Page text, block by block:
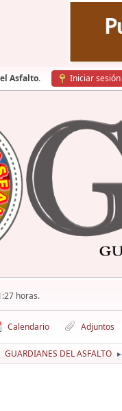
Asfalto. Iniciar sesión
horas.
Calendario Adjuntos
GUARDIANES DEL ASFALTO ►